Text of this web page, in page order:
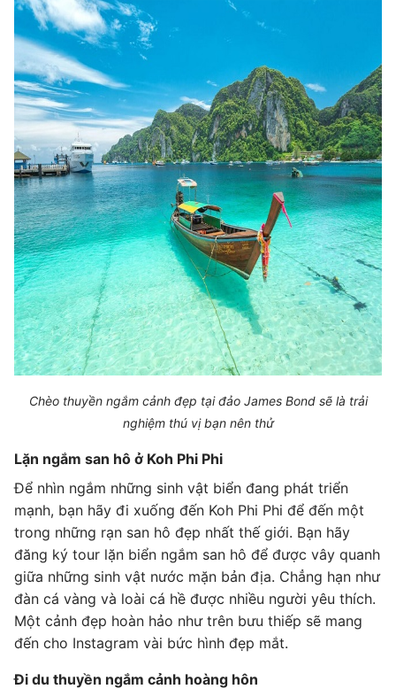
Chèo thuyền ngắm cảnh đẹp tại đảo James Bond sẽ là trải
nghiệm thú vị bạn nên thử
Lặn ngắm san hô ở Koh Phi Phi
Để nhìn ngắm những sinh vật biển đang phát triển
mạnh, bạn hãy đi xuống đến Koh Phi Phi để đến một
trong những rạn san hô đẹp nhất thế giới. Bạn hãy
đăng ký tour lặn biển ngắm san hô để được vây quanh
giữa những sinh vật nước mặn bản địa. Chẳng hạn như
đàn cá vàng và loài cá hề được nhiều người yêu thích.
Một cảnh đẹp hoàn hảo như trên bưu thiếp sẽ mang
đến cho Instagram vài bức hình đẹp mắt.
Đi du thuyền ngắm cảnh hoàng hôn